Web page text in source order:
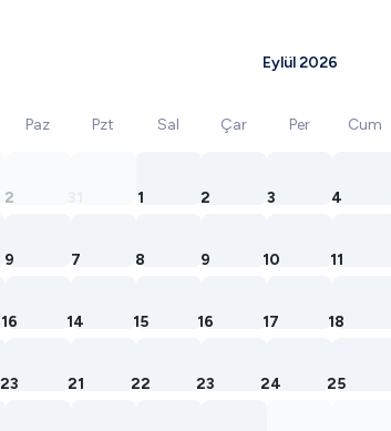
Paz
2
9
16
23
Eylül 2026
Pzt Sal Çar Per Cum
1 2 3 4
7 8 9 10 11
14 15 16 17 18
21 22 23 24 25